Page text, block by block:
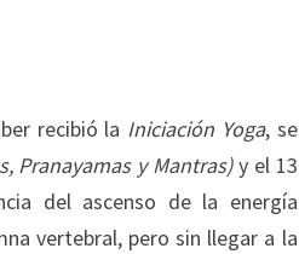
recibió la Iniciación Yoga, se
Pranayamas y Mantras)y el 13
del ascenso de la energía
vertebral, pero sin llegar a la